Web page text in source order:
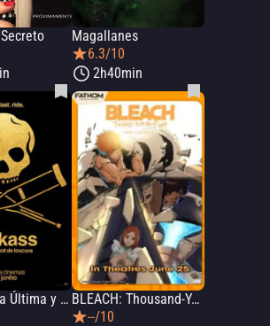
Magallanes
6.3/10
2h40min
Jackass: La Última y Nos Vamos
BLEACH: Thousand-Year Blood War - The Calamity
--/10